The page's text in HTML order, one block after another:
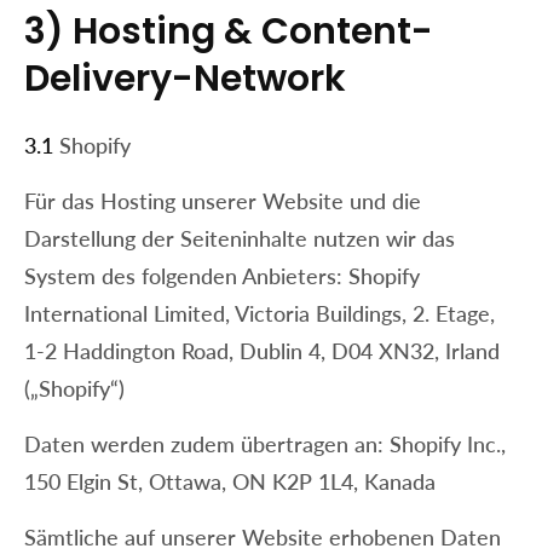
3) Hosting & Content-
Delivery-Network
3.1 Shopify
Für das Hosting unserer Website und die
Darstellung der Seiteninhalte nutzen wir das
System des folgenden Anbieters: Shopify
International Limited, Victoria Buildings, 2. Etage,
1-2 Haddington Road, Dublin 4, D04 XN32, Irland
(„Shopify“)
Daten werden zudem übertragen an: Shopify Inc.,
150 Elgin St, Ottawa, ON K2P 1L4, Kanada
Sämtliche auf unserer Website erhobenen Daten